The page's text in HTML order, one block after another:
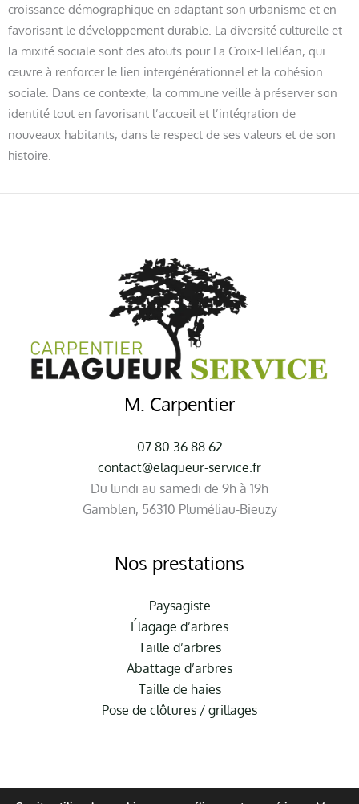
croissance démographique en adaptant son urbanisme et en
favorisant le développement durable. La diversité culturelle et
la mixité sociale sont des atouts pour La Croix-Helléan, qui
œuvre à renforcer le lien intergénérationnel et la cohésion
sociale. Dans ce contexte, la commune veille à préserver son
identité tout en favorisant l’accueil et l’intégration de
nouveaux habitants, dans le respect de ses valeurs et de son
histoire.
M. Carpentier
07 80 36 88 62
contact@elagueur-service.fr
Du lundi au samedi de 9h à 19h
Gamblen, 56310 Pluméliau-Bieuzy
Nos prestations
Paysagiste
Élagage d’arbres
Taille d’arbres
Abattage d’arbres
Taille de haies
Pose de clôtures / grillages